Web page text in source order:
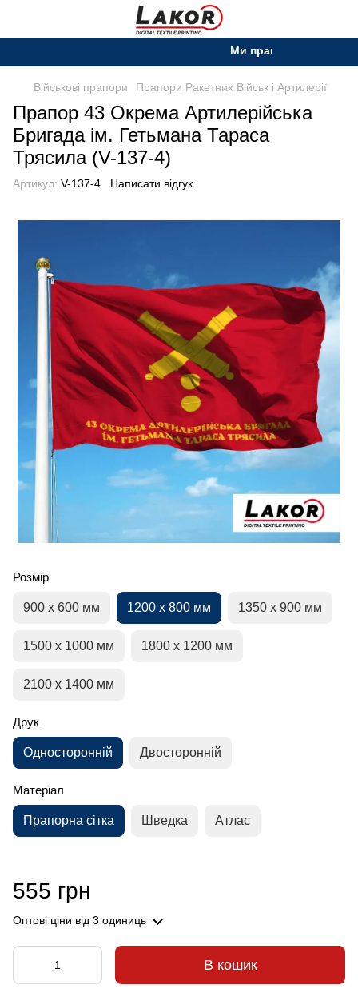
Ми працюємо. Все буде
Військові прапори Прапори Ракетних Військ і Артилерії
Прапор 43 Окрема Артилерійська
Бригада ім. Гетьмана Тараса
Трясила (V-137-4)
Артикул: V-137-4 Написати відгук
Розмір
900 х 600 мм 1200 х 800 мм 1350 х 900 мм
1500 х 1000 мм 1800 х 1200 мм
2100 х 1400 мм
Друк
Односторонній Двосторонній
Матеріал
Прапорна сітка Шведка Атлас
555 грн
Оптові ціни від 3 одиниць
В кошик